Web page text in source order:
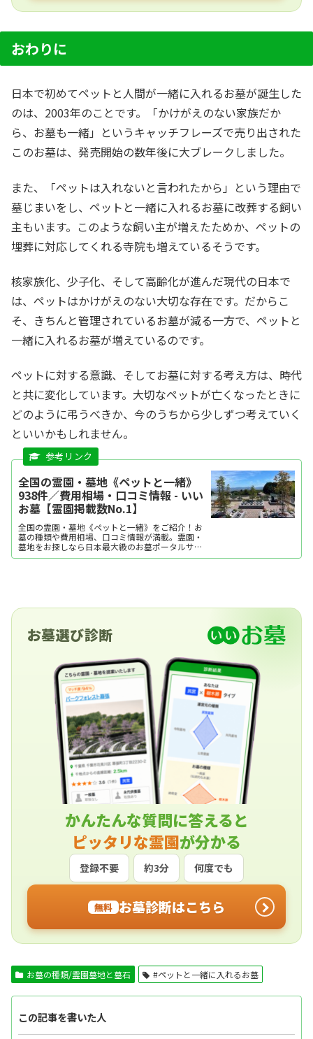
おわりに
日本で初めてペットと人間が一緒に入れるお墓が誕生した
のは、2003年のことです。「かけがえのない家族だか
ら、お墓も一緒」というキャッチフレーズで売り出された
このお墓は、発売開始の数年後に大ブレークしました。
また、「ペットは入れないと言われたから」という理由で
墓じまいをし、ペットと一緒に入れるお墓に改葬する飼い
主もいます。このような飼い主が増えたためか、ペットの
埋葬に対応してくれる寺院も増えているそうです。
核家族化、少子化、そして高齢化が進んだ現代の日本で
は、ペットはかけがえのない大切な存在です。だからこ
そ、きちんと管理されているお墓が減る一方で、ペットと
一緒に入れるお墓が増えているのです。
ペットに対する意識、そしてお墓に対する考え方は、時代
と共に変化しています。大切なペットが亡くなったときに
どのように弔うべきか、今のうちから少しずつ考えていく
といいかもしれません。
全国の霊園・墓地《ペットと一緒》
938件／費用相場・口コミ情報 - いい
お墓【霊園掲載数No.1】
全国の霊園・墓地《ペットと一緒》をご紹介！お
墓の種類や費用相場、口コミ情報が満載。霊園・
墓地をお探しなら日本最大級のお墓ポータルサイ
ト「いいお墓」にお任せください。資料請求・見
お墓選び診断
かんたんな質問に答えると
ピッタリな霊園が分かる
登録不要 約3分 何度でも
無料 お墓診断はこちら
お墓の種類/霊園墓地と墓石 #ペットと一緒に入れるお墓
この記事を書いた人